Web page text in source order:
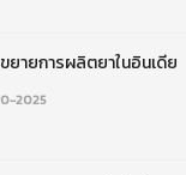
ยายการผลิตยาในอินเดีย
2025